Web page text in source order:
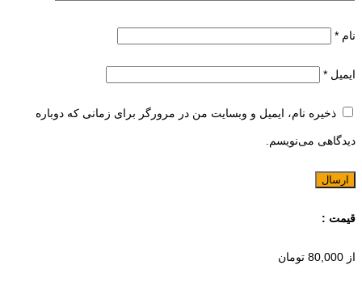
نام *
ایمیل *
ذخیره نام، ایمیل و وبسایت من در مرورگر برای زمانی که دوباره
دیدگاهی می‌نویسم.
قیمت :
از 80,000 تومان